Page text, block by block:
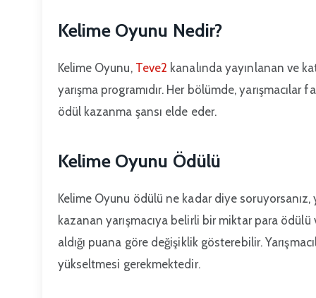
Kelime Oyunu Nedir?
Kelime Oyunu, Teve2 kanalında yayınlanan ve
yarışma programıdır. Her bölümde,
ödül kazanma şansı elde eder.
Kelime Oyunu Ödülü
Kelime Oyunu ödülü ne kadar diye soruyorsanız,
kazanan yarışmacıya belirli bir miktar para
aldığı puana göre değişiklik gösterebilir.
yükseltmesi gerekmektedir.